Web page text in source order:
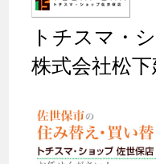
トチスマ・
株式会社松